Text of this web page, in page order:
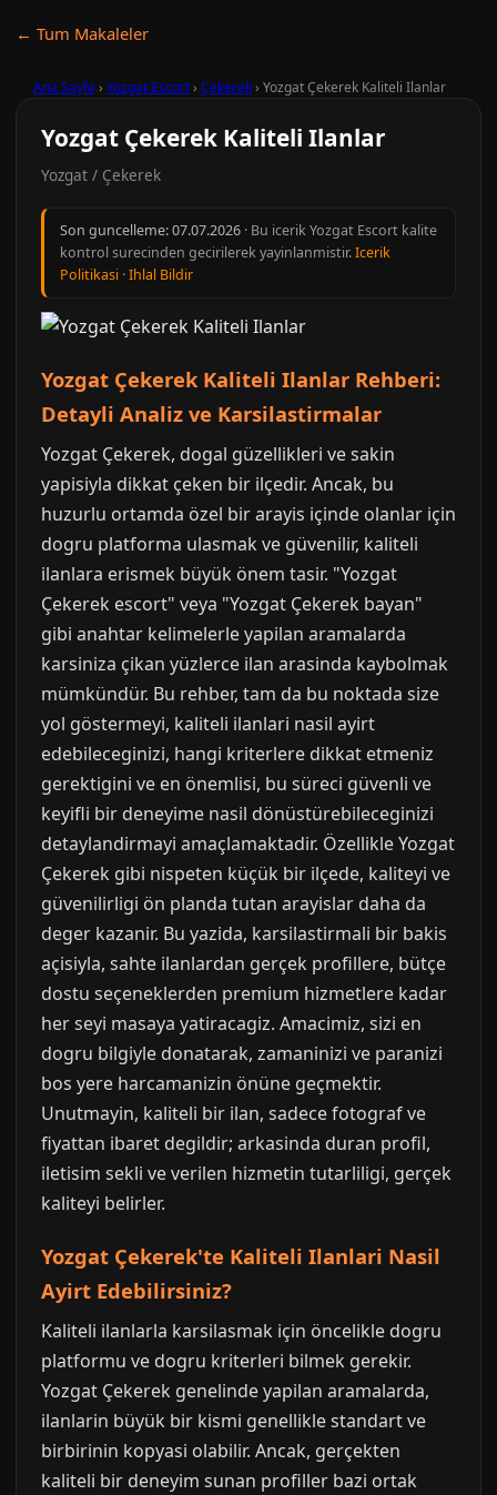
← Tum Makaleler
Ana Sayfa › Yozgat Escort› Çekerek› Yozgat Çekerek Kaliteli Ilanlar
Yozgat Çekerek Kaliteli Ilanlar
Yozgat / Çekerek
Son guncelleme:07.07.2026 · Bu icerik Yozgat Escort kalite
kontrol surecinden gecirilerek yayinlanmistir.Icerik
Politikasi ·Ihlal Bildir
Yozgat Çekerek Kaliteli Ilanlar Rehberi:
Detayli Analiz ve Karsilastirmalar
Yozgat Çekerek, dogal güzellikleri ve sakin
yapisiyla dikkat çeken bir ilçedir. Ancak, bu
huzurlu ortamda özel bir arayis içinde olanlar için
dogru platforma ulasmak ve güvenilir, kaliteli
ilanlara erismek büyük önem tasir. "Yozgat
Çekerek escort" veya "Yozgat Çekerek bayan"
gibi anahtar kelimelerle yapilan aramalarda
karsiniza çikan yüzlerce ilan arasinda kaybolmak
mümkündür. Bu rehber, tam da bu noktada size
yol göstermeyi, kaliteli ilanlari nasil ayirt
edebileceginizi, hangi kriterlere dikkat etmeniz
gerektigini ve en önemlisi, bu süreci güvenli ve
keyifli bir deneyime nasil dönüstürebileceginizi
detaylandirmayi amaçlamaktadir. Özellikle Yozgat
Çekerek gibi nispeten küçük bir ilçede, kaliteyi ve
güvenilirligi ön planda tutan arayislar daha da
deger kazanir. Bu yazida, karsilastirmali bir bakis
açisiyla, sahte ilanlardan gerçek profillere, bütçe
dostu seçeneklerden premium hizmetlere kadar
her seyi masaya yatiracagiz. Amacimiz, sizi en
dogru bilgiyle donatarak, zamaninizi ve paranizi
bos yere harcamanizin önüne geçmektir.
Unutmayin, kaliteli bir ilan, sadece fotograf ve
fiyattan ibaret degildir; arkasinda duran profil,
iletisim sekli ve verilen hizmetin tutarliligi, gerçek
kaliteyi belirler.
Yozgat Çekerek'te Kaliteli Ilanlari Nasil
Ayirt Edebilirsiniz?
Kaliteli ilanlarla karsilasmak için öncelikle dogru
platformu ve dogru kriterleri bilmek gerekir.
Yozgat Çekerek genelinde yapilan aramalarda,
ilanlarin büyük bir kismi genellikle standart ve
birbirinin kopyasi olabilir. Ancak, gerçekten
kaliteli bir deneyim sunan profiller bazi ortak